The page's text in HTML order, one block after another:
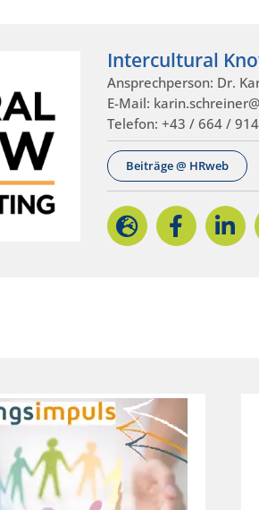
Intercultural
Ansprechperson: Dr.
E-Mail:
Telefon: +43 / 664 /
Beiträge @ HRweb